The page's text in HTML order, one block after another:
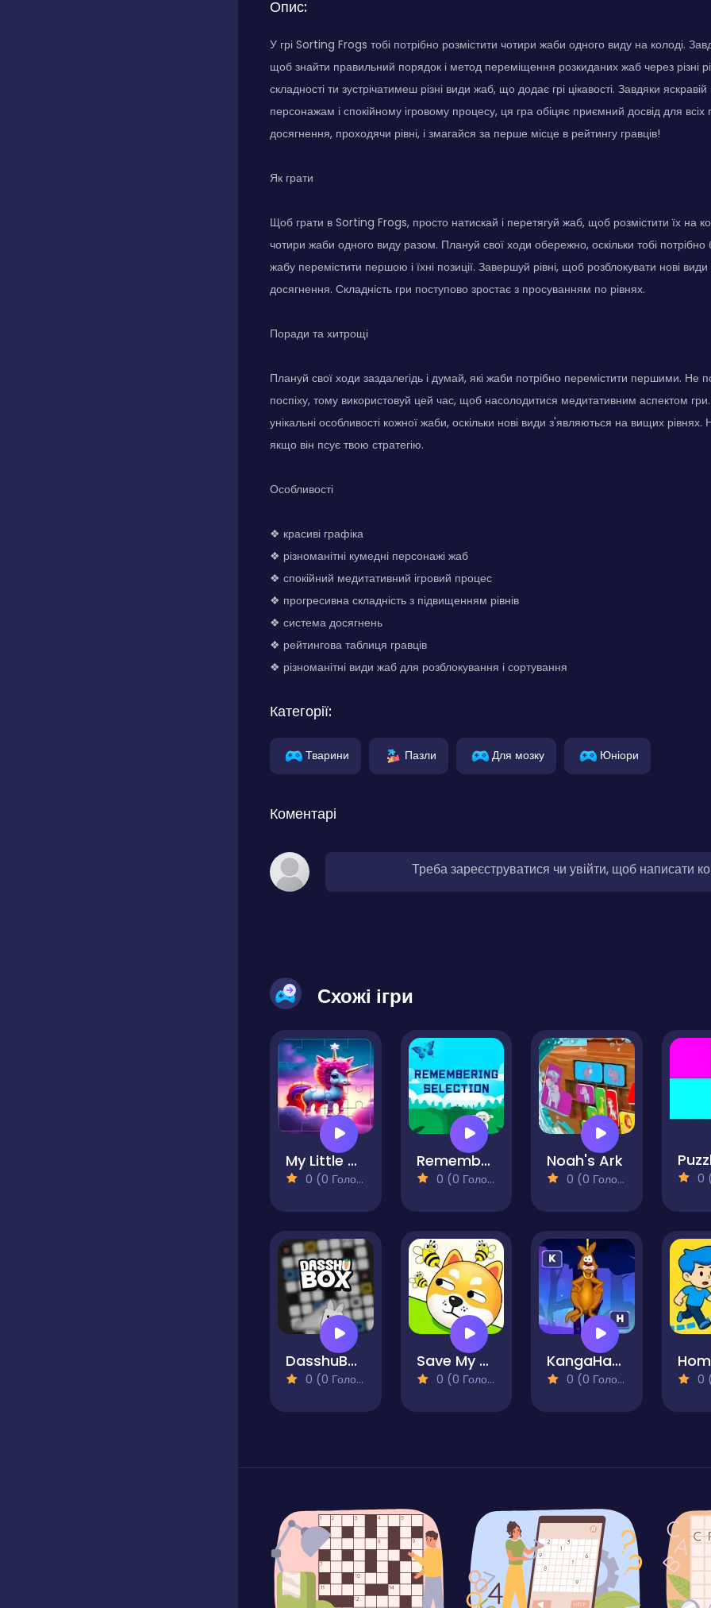
Опис:
У грі Sorting Frogs тобі потрібно розмістити чотири жаби одного виду на колоді.
щоб знайти правильний порядок і метод переміщення розкиданих жаб через різні
складності ти зустрічатимеш різні види жаб, що додає грі цікавості. Завдяки
персонажам і спокійному ігровому процесу, ця гра обіцяє приємний досвід для всіх
досягнення, проходячи рівні, і змагайся за перше місце в рейтингу гравців!
Як грати
Щоб грати в Sorting Frogs, просто натискай і перетягуй жаб, щоб розмістити їх на
чотири жаби одного виду разом. Плануй свої ходи обережно, оскільки тобі потрібно
жабу перемістити першою і їхні позиції. Завершуй рівні, щоб розблокувати нові
досягнення. Складність гри поступово зростає з просуванням по рівнях.
Поради та хитрощі
Плануй свої ходи заздалегідь і думай, які жаби потрібно перемістити першими. Не
поспіху, тому використовуй цей час, щоб насолодитися медитативним аспектом
унікальні особливості кожної жаби, оскільки нові види з'являються на вищих рівнях.
якщо він псує твою стратегію.
Особливості
❖ красиві графіка
❖ різноманітні кумедні персонажі жаб
❖ спокійний медитативний ігровий процес
❖ прогресивна складність з підвищенням рівнів
❖ система досягнень
❖ рейтингова таблиця гравців
❖ різноманітні види жаб для розблокування і сортування
Категорії:
Тварини Пазли Для мозку Юніори
Коментарі
Треба зареєструватися чи увійти, щоб написати
Схожі ігри
My Little Pony Sliding Tile Challenge
0 (0 Голосів)
Remembering Selection
0 (0 Голосів)
Noah's Ark
0 (0 Голосів) 0
DasshuBox Puzzle
0 (0 Голосів)
Save My Pet
0 (0 Голосів)
KangaHang
0 (0 Голосів) 0